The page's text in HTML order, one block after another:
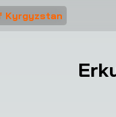
Kyrgyzstan